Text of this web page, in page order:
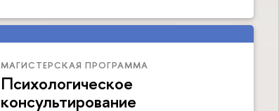
МАГИСТЕРСКАЯ ПРОГРАММА
Психологическое
консультирование